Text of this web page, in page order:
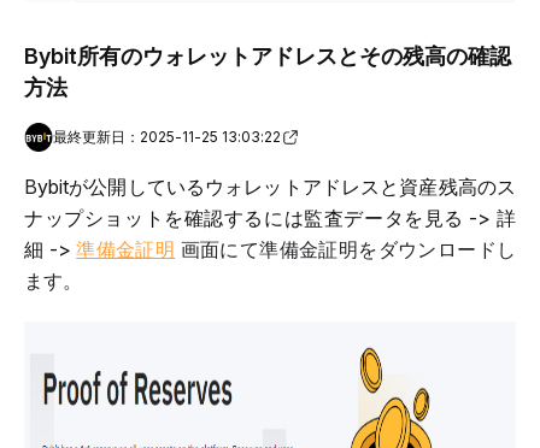
Bybit所有のウォレットアドレスとその残高の確認
方法
最終更新日：2025-11-25 13:03:22
Bybitが公開しているウォレットアドレスと資産残高のス
ナップショットを確認するには監査データを見る -> 詳
細 -> 準備金証明 画面にて準備金証明をダウンロードし
ます。